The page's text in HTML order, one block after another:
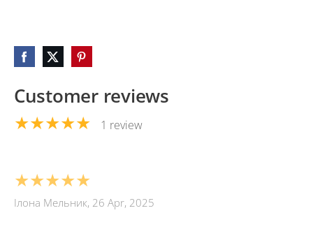
Customer reviews
★★★★★ 1 review
★★★★★
Ілона Мельник, 26 Apr, 2025